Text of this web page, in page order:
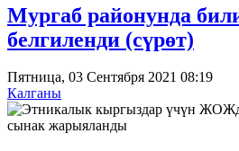
Мургаб районунда
белгиленди (сүрөт)
Пятница, 03 Сентября 2021 08:19
Калганы